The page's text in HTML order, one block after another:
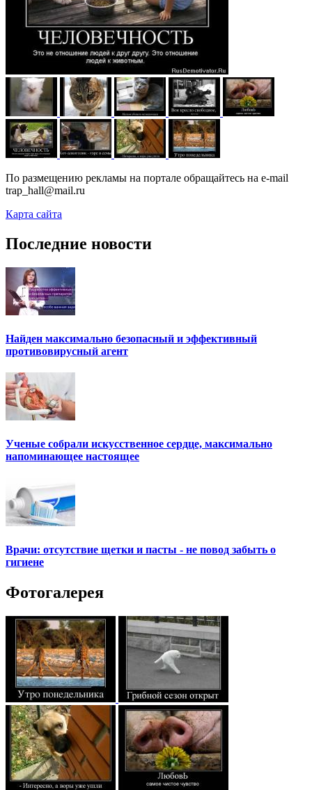
По размещению рекламы на портале обращайтесь на e-mail
trap_hall@mail.ru
Карта сайта
Последние новости
Найден максимально безопасный и эффективный
противовирусный агент
Ученые собрали искусственное сердце, максимально
напоминающее настоящее
Врачи: отсутствие щетки и пасты - не повод забыть о
гигиене
Фотогалерея